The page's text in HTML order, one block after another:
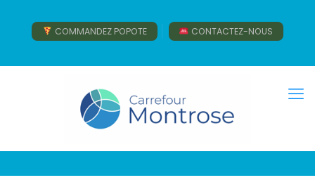
COMMANDEZ POPOTE CONTACTEZ-NOUS